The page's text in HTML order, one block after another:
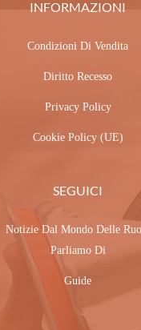
INFORMAZIONI
Condizioni Di Vendita
Diritto Recesso
Privacy Policy
Cookie Policy (UE)
SEGUICI
Notizie Dal Mondo Delle
Parliamo Di
Guide